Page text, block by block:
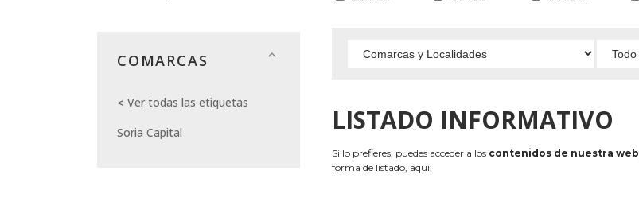
COMARCAS
Ver todas las etiquetas
Soria Capital
LISTADO INFORMATIVO
Si lo prefieres, puedes acceder a los contenidos de nuestra web
forma de listado, aquí: